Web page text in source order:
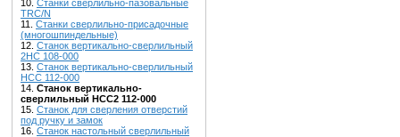
10. Станки сверлильно-пазовальные
TRC/N
11. Станки сверлильно-присадочные
(многошпиндельные)
12. Станок вертикально-сверлильный
2НС 108-000
13. Станок вертикально-сверлильный
НСС 112-000
14. Станок вертикально-
сверлильный НСС2 112-000
15. Станок для сверления отверстий
под ручку и замок
16. Станок настольный сверлильный